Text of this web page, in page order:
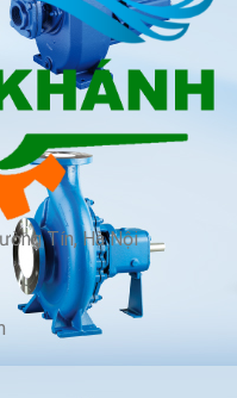
Tín, Hà Nội